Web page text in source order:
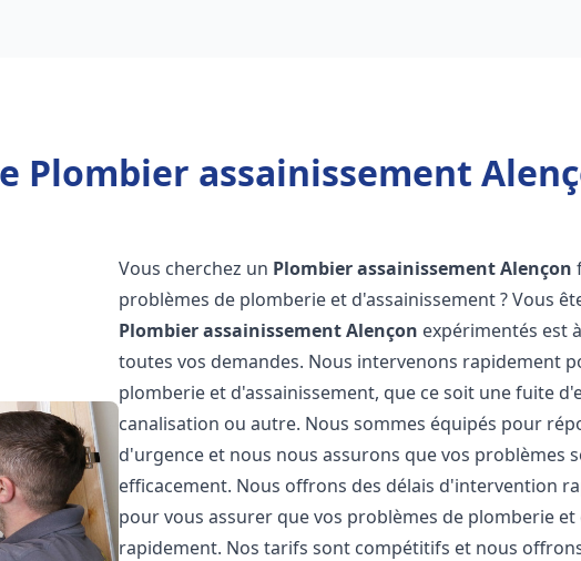
Plombier assainissement
Vous cherchez un Plombier assainissementAlençon
problèmes de plomberie et d'assainissement ? Vous
Plombier assainissementAlençon expérimentés est
toutes vos demandes. Nous intervenons rapidement
plomberie et d'assainissement, que ce soit une fuite
canalisation ou autre. Nous sommes équipés pour
d'urgence et nous nous assurons que vos problèmes
efficacement. Nous offrons des délais d'intervention
pour vous assurer que vos problèmes de plomberie
rapidement. Nos tarifs sont compétitifs et nous